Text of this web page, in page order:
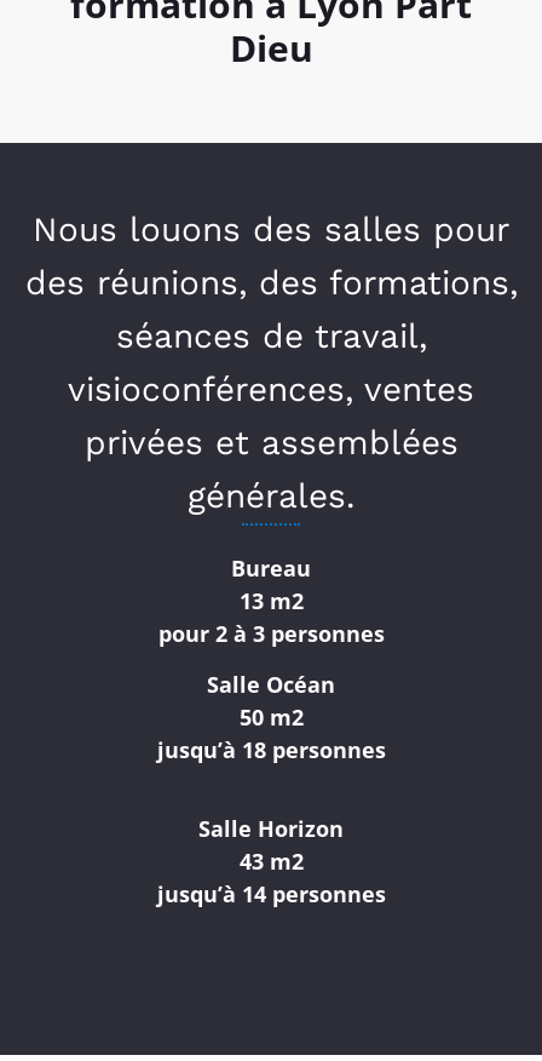
Dieu
Nous louons des salles pour
des réunions, des formations,
séances de travail,
visioconférences, ventes
privées et assemblées
générales.
Salle Horizon
43 m2
jusqu’à 14 personnes
Salle Océan
50 m2
jusqu’à 18 personnes
Bureau
13 m2
pour 2 à 3 personnes